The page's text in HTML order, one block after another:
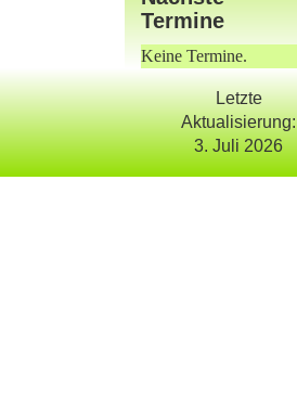
Termine
Keine Termine.
Letzte
Aktualisierung:
3. Juli 2026